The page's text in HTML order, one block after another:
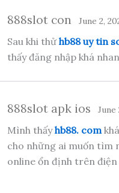
888slot con June 2,
Sau khi thử hb88 uy tin
thấy đăng nhập khá
888slot apk ios June
Mình thấyhb88. com
cho những ai muốn tìm
online ổn định trên điện